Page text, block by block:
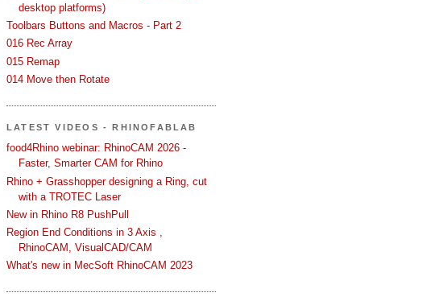
desktop platforms)
Toolbars Buttons and Macros - Part 2
016 Rec Array
015 Remap
014 Move then Rotate
LATEST VIDEOS - RHINOFABLAB
food4Rhino webinar: RhinoCAM 2026 -
Faster, Smarter CAM for Rhino
Rhino + Grasshopper designing a Ring, cut
with a TROTEC Laser
New in Rhino R8 PushPull
Region End Conditions in 3 Axis ,
RhinoCAM, VisualCAD/CAM
What's new in MecSoft RhinoCAM 2023